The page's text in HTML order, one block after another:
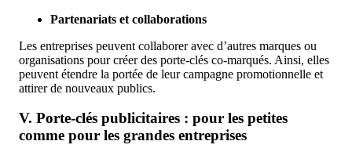
Partenariats et collaborations
Les entreprises peuvent collaborer avec d’autres marques ou
organisations pour créer des porte-clés co-marqués. Ainsi, elles
peuvent étendre la portée de leur campagne promotionnelle et
attirer de nouveaux publics.
V. Porte-clés publicitaires : pour les petites
comme pour les grandes entreprises